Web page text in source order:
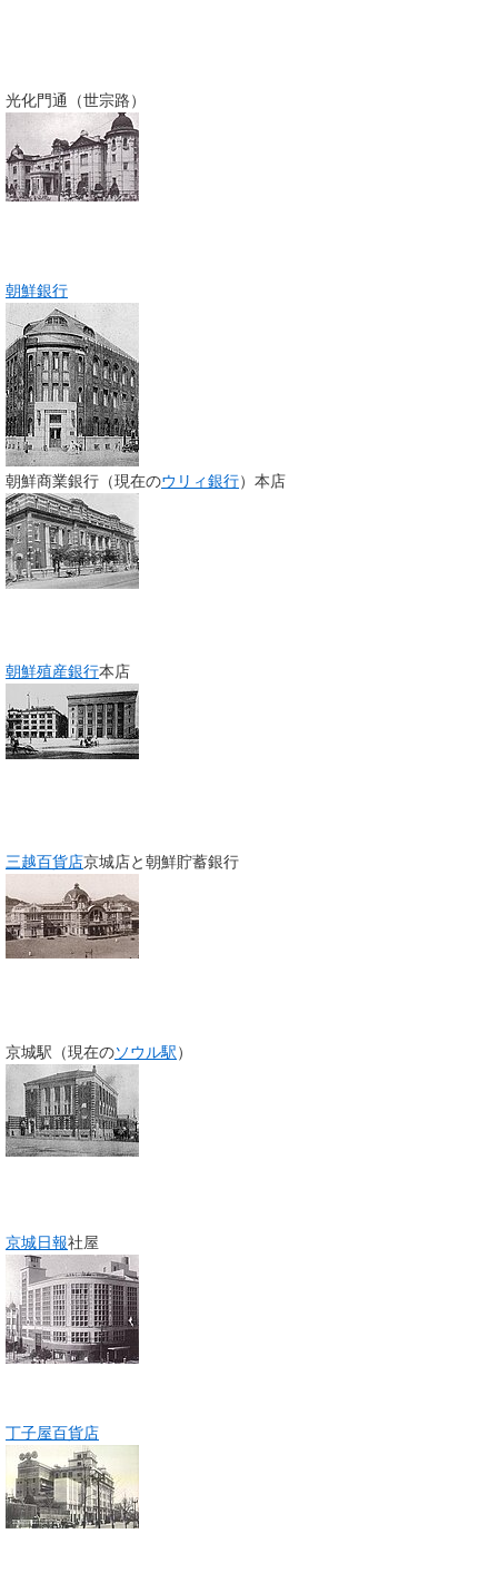
光化門通（世宗路）
朝鮮銀行
朝鮮商業銀行（現在のウリィ銀行）本店
朝鮮殖産銀行本店
三越百貨店京城店と朝鮮貯蓄銀行
京城駅（現在のソウル駅）
京城日報社屋
丁子屋百貨店